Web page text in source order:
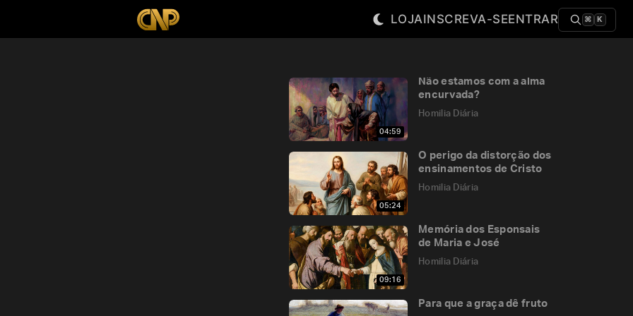
LOJAINSCREVA-SEENTRAR ⌘ K
04:59
Não estamos com a alma
encurvada?
Homilia Diária
05:24
O perigo da distorção dos
ensinamentos de Cristo
Homilia Diária
09:16
Memória dos Esponsais
de Maria e José
Homilia Diária
Para que a graça dê fruto